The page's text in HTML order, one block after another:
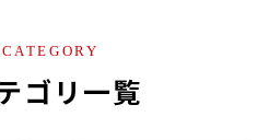
ゴリ一覧